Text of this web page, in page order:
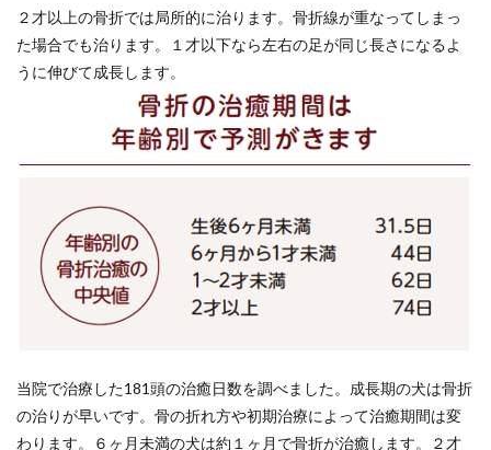
２才以上の骨折では局所的に治ります。骨折線が重なってしまっ
た場合でも治ります。１才以下なら左右の足が同じ長さになるよ
うに伸びて成長します。
当院で治療した181頭の治癒日数を調べました。成長期の犬は骨折
の治りが早いです。骨の折れ方や初期治療によって治癒期間は変
わります。６ヶ月未満の犬は約１ヶ月で骨折が治癒します。２才